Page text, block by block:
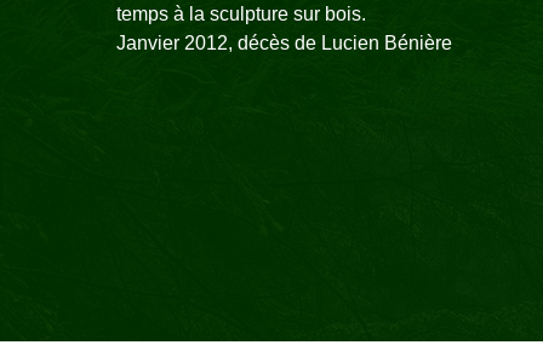
temps à la sculpture sur bois.
Janvier 2012, décès de Lucien Bénière